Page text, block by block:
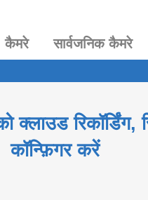
कैमरे सार्वजनिक कैमरे
रिकॉर्डिंग,
कॉन्फ़िगर करें